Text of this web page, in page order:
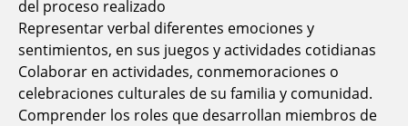
del proceso realizado
Representar verbal diferentes emociones y
sentimientos, en sus juegos y actividades cotidianas
Colaborar en actividades, conmemoraciones o
celebraciones culturales de su familia y comunidad.
Comprender los roles que desarrollan miembros de